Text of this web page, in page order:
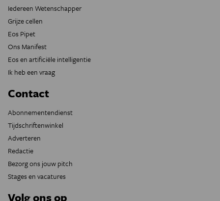
Iedereen Wetenschapper
Grijze cellen
Eos Pipet
Ons Manifest
Eos en artificiële intelligentie
Ik heb een vraag
Contact
Abonnementendienst
Tijdschriftenwinkel
Adverteren
Redactie
Bezorg ons jouw pitch
Stages en vacatures
Volg ons op